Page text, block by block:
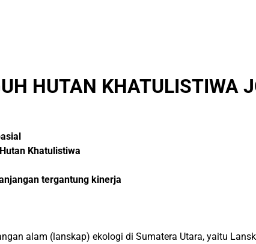
HUTAN KHATULISTIWA
Khatulistiwa
tergantung kinerja
alam (lanskap) ekologi di Sumatera Utara, yaitu